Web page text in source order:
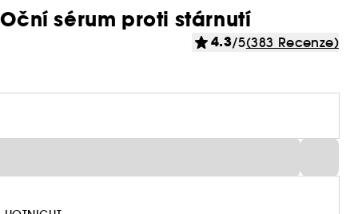
sérum proti stárnutí
4.3/5(383 Recenze)